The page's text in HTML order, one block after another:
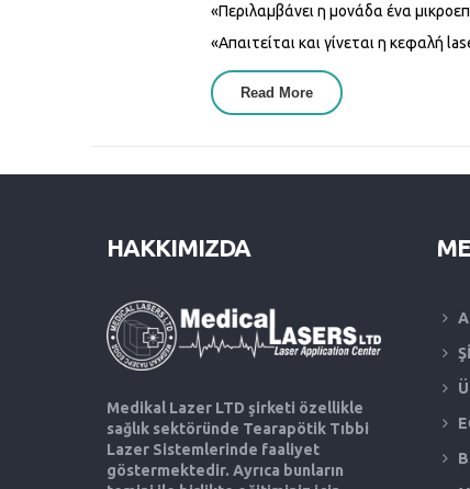
«Περιλαμβάνει η μονάδα ένα
«Απαιτείται και γίνεται η κεφαλή
Read More About Συχνές
HAKKIMIZDA
Medikal Lazer LTD şirketi özellikle
sağlık sektöründe Tearapötik Tıbbi
Lazer Sistemlerinde faaliyet
göstermektedir. Ayrıca bunların